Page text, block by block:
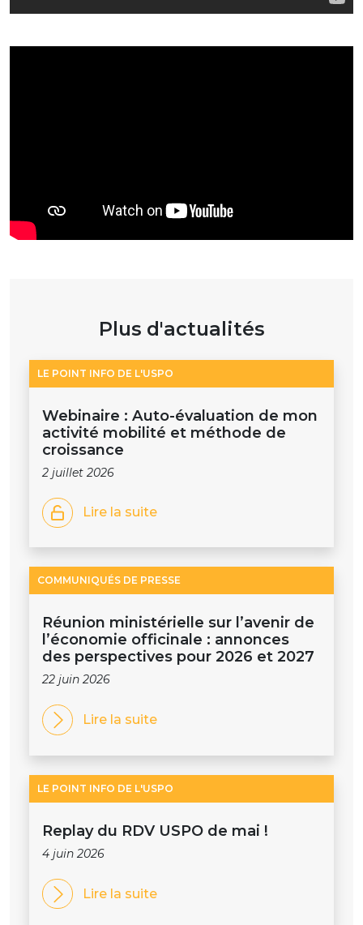
Plus d'actualités
LE POINT INFO DE L'USPO
Webinaire : Auto-évaluation de mon
activité mobilité et méthode de
croissance
2 juillet 2026
Lire la suite
COMMUNIQUÉS DE PRESSE
Réunion ministérielle sur l’avenir de
l’économie officinale : annonces
des perspectives pour 2026 et 2027
22 juin 2026
Lire la suite
LE POINT INFO DE L'USPO
Replay du RDV USPO de mai !
4 juin 2026
Lire la suite